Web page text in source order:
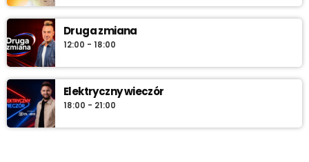
Druga zmiana
12:00 - 18:00
Elektryczny wieczór
18:00 - 21:00